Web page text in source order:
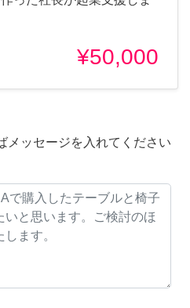
¥50,000
メッセージを入れてください